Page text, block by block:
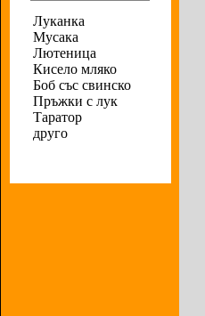
Луканка
Мусака
Лютеница
Кисело мляко
Боб със свинско
Пръжки с лук
Таратор
друго